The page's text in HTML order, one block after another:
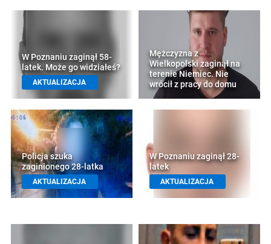
W Poznaniu zaginął 58-
latek. Może go widziałeś?
AKTUALIZACJA
Mężczyzna z
Wielkopolski zaginął na
terenie Niemiec. Nie
wrócił z pracy do domu
Policja szuka
zaginionego 28-latka
AKTUALIZACJA
W Poznaniu zaginął 28-
latek
AKTUALIZACJA